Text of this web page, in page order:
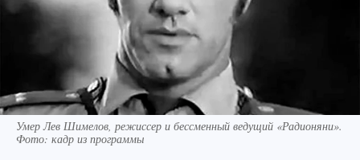
Умер Лев Шимелов, режиссер и бессменный ведущий «Радионяни».
Фото: кадр из программы